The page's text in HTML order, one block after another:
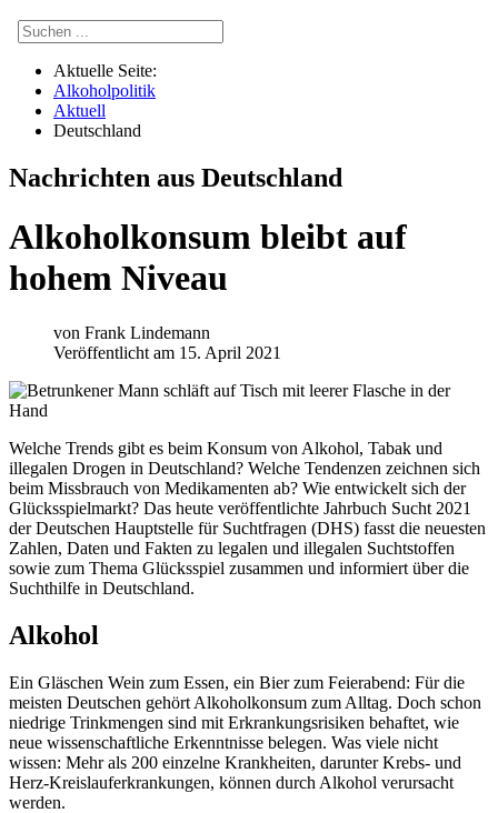
Aktuelle Seite:
Alkoholpolitik
Aktuell
Deutschland
Nachrichten aus Deutschland
Alkoholkonsum bleibt auf
hohem Niveau
von Frank Lindemann
Veröffentlicht am 15. April 2021
Welche Trends gibt es beim Konsum von Alkohol, Tabak und
illegalen Drogen in Deutschland? Welche Tendenzen zeichnen sich
beim Missbrauch von Medikamenten ab? Wie entwickelt sich der
Glücksspielmarkt? Das heute veröffentlichte Jahrbuch Sucht 2021
der Deutschen Hauptstelle für Suchtfragen (DHS) fasst die neuesten
Zahlen, Daten und Fakten zu legalen und illegalen Suchtstoffen
sowie zum Thema Glücksspiel zusammen und informiert über die
Suchthilfe in Deutschland.
Alkohol
Ein Gläschen Wein zum Essen, ein Bier zum Feierabend: Für die
meisten Deutschen gehört Alkoholkonsum zum Alltag. Doch schon
niedrige Trinkmengen sind mit Erkrankungsrisiken behaftet, wie
neue wissenschaftliche Erkenntnisse belegen. Was viele nicht
wissen: Mehr als 200 einzelne Krankheiten, darunter Krebs- und
Herz-Kreislauferkrankungen, können durch Alkohol verursacht
werden.